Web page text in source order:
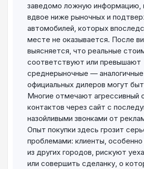
заведомо ложную информацию,
вдвое ниже рыночных и
автомобилей, которых
месте не оказывается. После
выясняется, что реальные
соответствуют или превышают
среднерыночные —
официальных дилеров могут
Многие отмечают агрессивный
контактов через сайт с
назойливыми звонками от
Опыт покупки здесь грозит
проблемами: клиенты,
из других городов, рискуют
или совершить сделанку, о